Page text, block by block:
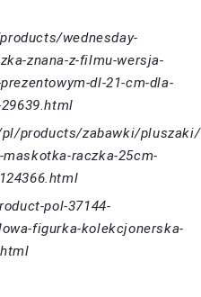
wednesday-
znana-z-filmu-wersja-
dl-21-cm-dla-
products/zabawki/pluszaki/
raczka-25cm-
pol-37144-
figurka-kolekcjonerska-